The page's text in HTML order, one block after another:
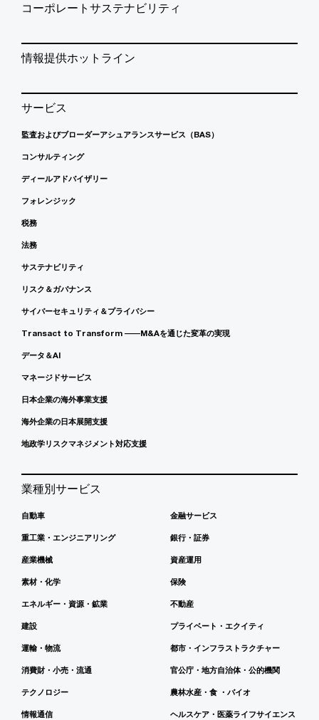
コーポレートサステナビリティ
情報提供ホットライン
サービス
監査およびブローダーアシュアランスサービス（BAS）
コンサルティング
ディールアドバイザリー
フォレンジック
税務
法務
サステナビリティ
リスク＆ガバナンス
サイバーセキュリティ＆プライバシー
Transact to Transform ――M&Aを通じた変革の実現
データ＆AI
マネージドサービス
日本企業の海外事業支援
海外企業の日本展開支援
地政学リスクマネジメント対応支援
業種別サービス
自動車
重工業・エンジニアリング
産業機械
素材・化学
エネルギー・資源・鉱業
建設
運輸・物流
消費財・小売・流通
テクノロジー
情報通信
金融サービス
銀行・証券
資産運用
保険
不動産
プライベート・エクイティ
都市・インフラストラクチャー
官公庁・地方自治体・公的機関
農林水産・食 ・バイオ
ヘルスケア・医薬ライフサイエンス